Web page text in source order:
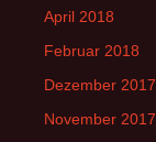
April 2018
Februar 2018
Dezember 2017
November 2017